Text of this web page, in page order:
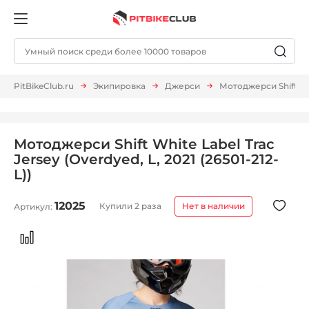
PitBikeClub.ru Экипировка Джерси Мотоджерси Shift
Мотоджерси Shift White Label Trac
Jersey (Overdyed, L, 2021 (26501-212-
L))
Артикул: 12025 Купили 2 раза Нет в наличии